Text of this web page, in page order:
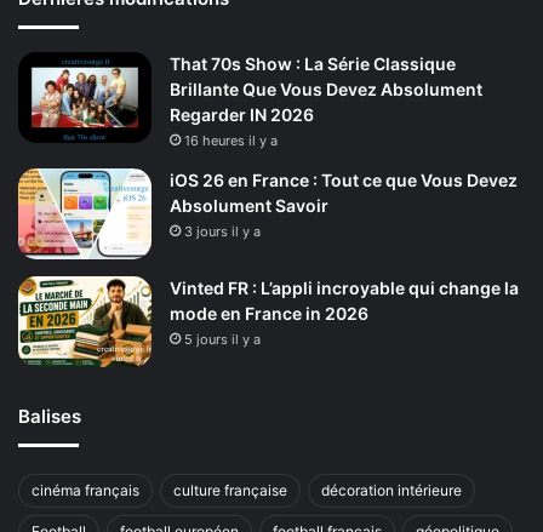
That 70s Show : La Série Classique
Brillante Que Vous Devez Absolument
Regarder IN 2026
16 heures il y a
iOS 26 en France : Tout ce que Vous Devez
Absolument Savoir
3 jours il y a
Vinted FR : L’appli incroyable qui change la
mode en France in 2026
5 jours il y a
Balises
cinéma français culture française décoration intérieure